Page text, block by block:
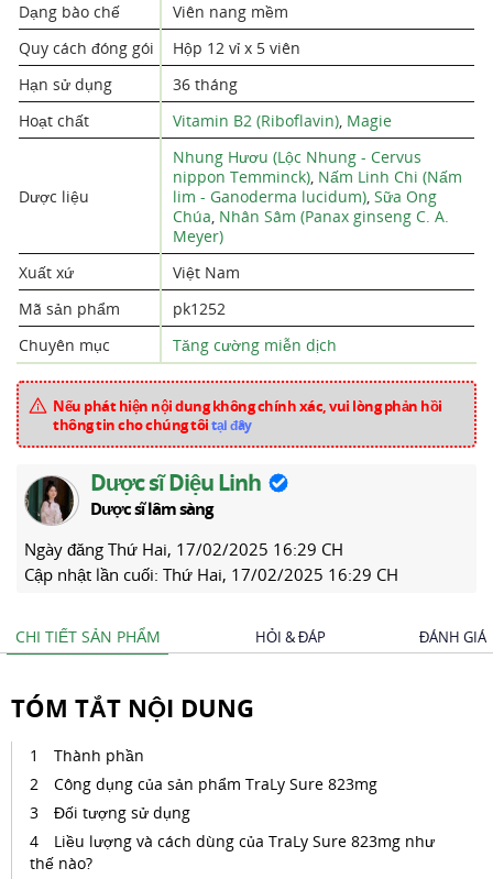
Dạng bào chế
Viên nang mềm
Quy cách đóng gói
Hộp 12 vỉ x 5 viên
Hạn sử dụng
36 tháng
Hoạt chất
Vitamin B2 (Riboflavin), Magie
Dược liệu
Nhung Hươu (Lộc Nhung - Cervus
nippon Temminck), Nấm Linh Chi (Nấm
lim - Ganoderma lucidum), Sữa Ong
Chúa, Nhân Sâm (Panax ginseng C. A.
Meyer)
Xuất xứ
Việt Nam
Mã sản phẩm
pk1252
Chuyên mục
Tăng cường miễn dịch
Nếu phát hiện nội dung không chính xác, vui lòng phản hồi
thông tin cho chúng tôitại đây
Dược sĩ Diệu Linh
Dược sĩ lâm sàng
Ngày đăng Thứ Hai, 17/02/2025 16:29 CH
Cập nhật lần cuối: Thứ Hai, 17/02/2025 16:29 CH
CHI TIẾT SẢN PHẨM HỎI & ĐÁP ĐÁNH GIÁ
TÓM TẮT NỘI DUNG
Thành phần
Công dụng của sản phẩm TraLy Sure 823mg
Đối tượng sử dụng
Liều lượng và cách dùng của TraLy Sure 823mg như
thế nào?